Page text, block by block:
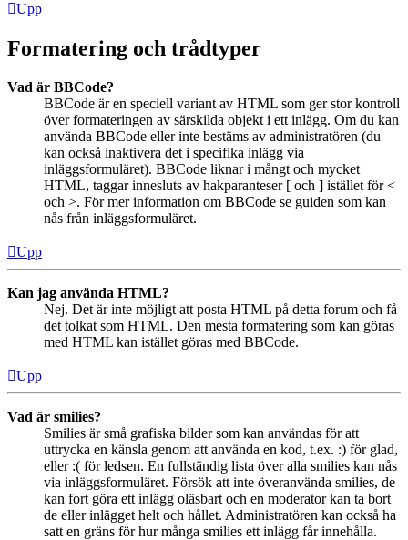
Upp
Formatering och trådtyper
Vad är BBCode?
BBCode är en speciell variant av HTML som ger stor kontroll
över formateringen av särskilda objekt i ett inlägg. Om du kan
använda BBCode eller inte bestäms av administratören (du
kan också inaktivera det i specifika inlägg via
inläggsformuläret). BBCode liknar i mångt och mycket
HTML, taggar innesluts av hakparanteser [ och ] istället för <
och >. För mer information om BBCode se guiden som kan
nås från inläggsformuläret.
Upp
Kan jag använda HTML?
Nej. Det är inte möjligt att posta HTML på detta forum och få
det tolkat som HTML. Den mesta formatering som kan göras
med HTML kan istället göras med BBCode.
Upp
Vad är smilies?
Smilies är små grafiska bilder som kan användas för att
uttrycka en känsla genom att använda en kod, t.ex. :) för glad,
eller :( för ledsen. En fullständig lista över alla smilies kan nås
via inläggsformuläret. Försök att inte överanvända smilies, de
kan fort göra ett inlägg oläsbart och en moderator kan ta bort
de eller inlägget helt och hållet. Administratören kan också ha
satt en gräns för hur många smilies ett inlägg får innehålla.